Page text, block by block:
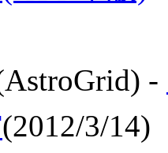
-
(2012/3/14)